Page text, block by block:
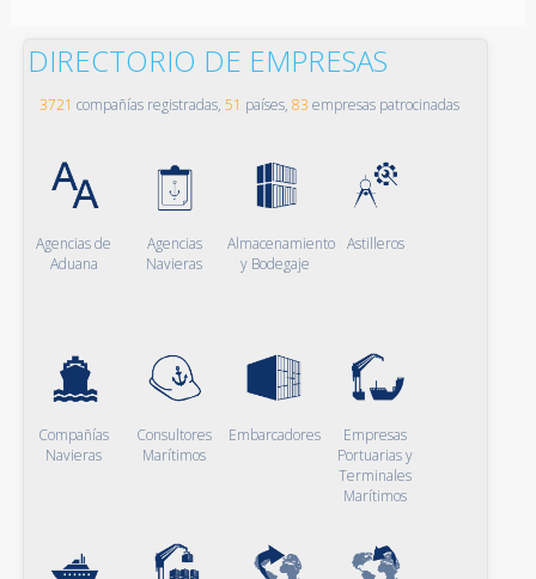
DIRECTORIO DE EMPRESAS
3721 compañías registradas, 51 países, 83 empresas patrocinadas
Agencias de
Aduana
Agencias
Navieras
Almacenamiento
y Bodegaje
Astilleros
Compañías
Navieras
Consultores
Marítimos
Embarcadores
Empresas
Portuarias y
Terminales
Marítimos